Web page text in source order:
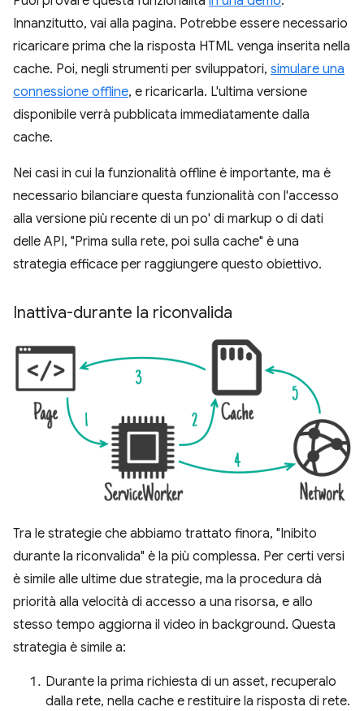
Innanzitutto, vai alla pagina. Potrebbe essere necessario
ricaricare prima che la risposta HTML venga inserita nella
cache. Poi, negli strumenti per sviluppatori, simulare una
connessione offline, e ricaricarla. L'ultima versione
disponibile verrà pubblicata immediatamente dalla
cache.
Nei casi in cui la funzionalità offline è importante, ma è
necessario bilanciare questa funzionalità con l'accesso
alla versione più recente di un po' di markup o di dati
delle API, "Prima sulla rete, poi sulla cache" è una
strategia efficace per raggiungere questo obiettivo.
Inattiva-durante la riconvalida
Tra le strategie che abbiamo trattato finora, "Inibito
durante la riconvalida" è la più complessa. Per certi versi
è simile alle ultime due strategie, ma la procedura dà
priorità alla velocità di accesso a una risorsa, e allo
stesso tempo aggiorna il video in background. Questa
strategia è simile a:
Durante la prima richiesta di un asset, recuperalo
dalla rete, nella cache e restituire la risposta di rete.